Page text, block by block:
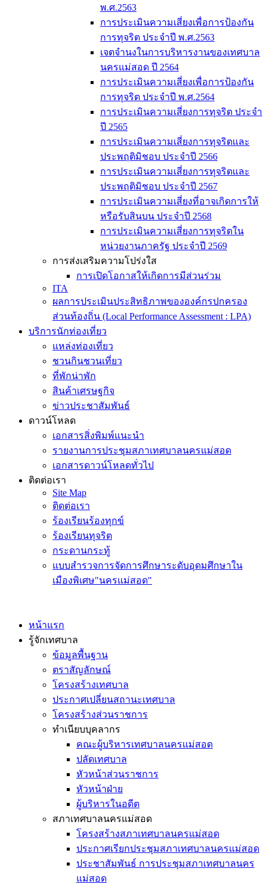
พ.ศ.2563
การประเมินความเสี่ยงเพื่อการป้องกัน
การทุจริต ประจำปี พ.ศ.2563
เจตจำนงในการบริหารงานของเทศบาล
นครแม่สอด ปี 2564
การประเมินความเสี่ยงเพื่อการป้องกัน
การทุจริต ประจำปี พ.ศ.2564
การประเมินความเสี่ยงการทุจริต ประจำ
ปี 2565
การประเมินความเสี่ยงการทุจริตและ
ประพฤติมิชอบ ประจำปี 2566
การประเมินความเสี่ยงการทุจริตและ
ประพฤติมิชอบ ประจำปี 2567
การประเมินความเสี่ยงที่อาจเกิดการให้
หรือรับสินบน ประจำปี 2568
การประเมินความเสี่ยงการทุจริตใน
หน่วยงานภาครัฐ ประจำปี 2569
การส่งเสริมความโปร่งใส
การเปิดโอกาสให้เกิดการมีส่วนร่วม
ITA
ผลการประเมินประสิทธิภาพขององค์กรปกครอง
ส่วนท้องถิ่น (Local Performance Assessment : LPA)
บริการนักท่องเที่ยว
แหล่งท่องเที่ยว
ชวนกินชวนเที่ยว
ที่พักน่าพัก
สินค้าเศรษฐกิจ
ข่าวประชาสัมพันธ์
ดาวน์โหลด
เอกสารสิ่งพิมพ์แนะนำ
รายงานการประชุมสภาเทศบาลนครแม่สอด
เอกสารดาวน์โหลดทั่วไป
ติดต่อเรา
Site Map
ติดต่อเรา
ร้องเรียนร้องทุกข์
ร้องเรียนทุจริต
กระดานกระทู้
แบบสำรวจการจัดการศึกษาระดับอุดมศึกษาใน
เมืองพิเศษ"นครแม่สอด"
หน้าแรก
รู้จักเทศบาล
ข้อมูลพื้นฐาน
ตราสัญลักษณ์
โครงสร้างเทศบาล
ประกาศเปลี่ยนสถานะเทศบาล
โครงสร้างส่วนราชการ
ทำเนียบบุคลากร
คณะผู้บริหารเทศบาลนครแม่สอด
ปลัดเทศบาล
หัวหน้าส่วนราชการ
หัวหน้าฝ่าย
ผู้บริหารในอดีต
สภาเทศบาลนครแม่สอด
โครงสร้างสภาเทศบาลนครแม่สอด
ประกาศเรียกประชุมสภาเทศบาลนครแม่สอด
ประชาสัมพันธ์ การประชุมสภาเทศบาลนคร
แม่สอด